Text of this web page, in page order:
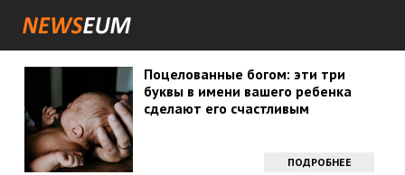
Поцелованные богом: эти три
буквы в имени вашего ребенка
сделают его счастливым
ПОДРОБНЕЕ